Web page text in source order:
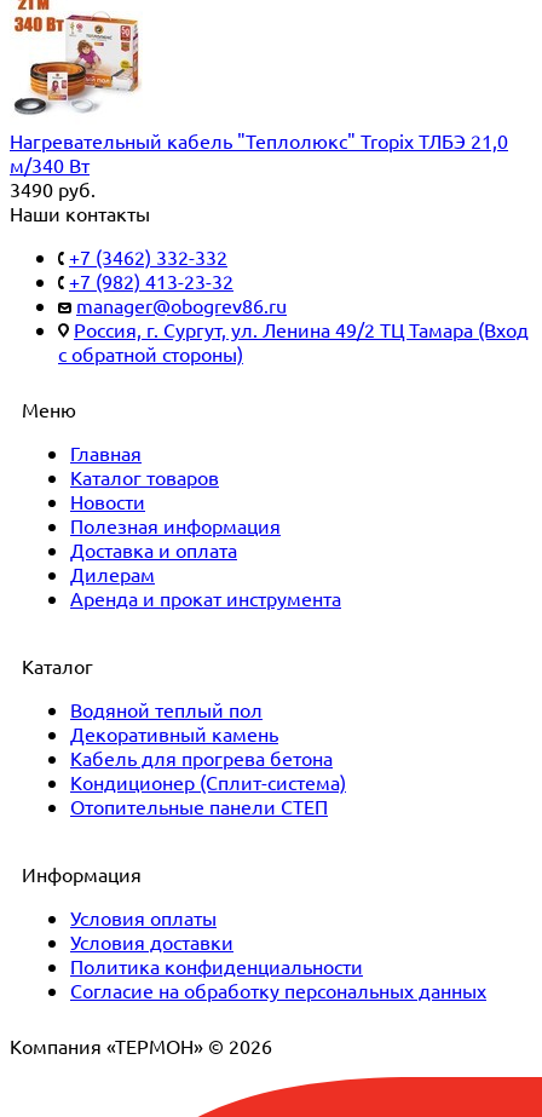
Нагревательный кабель "Теплолюкс" Tropix ТЛБЭ 21,0
м/340 Вт
3490 руб.
Наши контакты
+7 (3462) 332-332
+7 (982) 413-23-32
manager@obogrev86.ru
Россия, г. Сургут, ул. Ленина 49/2 ТЦ Тамара (Вход
с обратной стороны)
Меню
Главная
Каталог товаров
Новости
Полезная информация
Доставка и оплата
Дилерам
Аренда и прокат инструмента
Каталог
Водяной теплый пол
Декоративный камень
Кабель для прогрева бетона
Кондиционер (Сплит-система)
Отопительные панели СТЕП
Информация
Условия оплаты
Условия доставки
Политика конфиденциальности
Согласие на обработку персональных данных
Компания «ТЕРМОН» © 2026